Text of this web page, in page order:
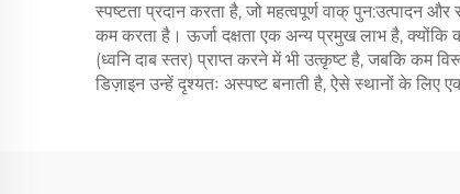
स्पष्टता प्रदान करता है, जो महत्वपूर्ण वाक् पुन:उत्पादन
कम करता है। ऊर्जा दक्षता एक अन्य प्रमुख लाभ है,
(ध्वनि दाब स्तर) प्राप्त करने में भी उत्कृष्ट है, जबकि कम
डिज़ाइन उन्हें दृश्यतः अस्पष्ट बनाती है, ऐसे स्थानों के लिए एक